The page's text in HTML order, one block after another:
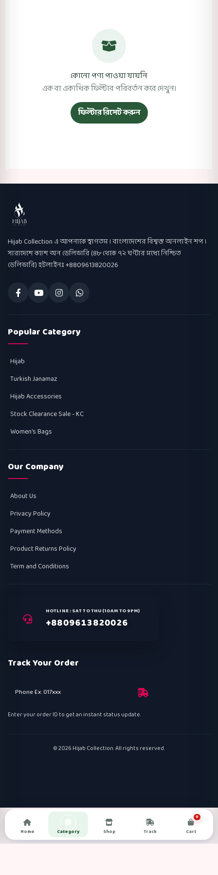
কোনো পণ্য পাওয়া যায়নি
এক বা একাধিক ফিল্টার পরিবর্তন করে দেখুন।
ফিল্টার রিসেট করুন
Home Category Shop Track
0
Cart
Hijab Collection
Hijab Collection এ আপনাকে স্বাগতম । বাংলাদেশের বিশ্বস্ত অনলাইন শপ ।
সারাদেশে ক্যাশ অন ডেলিভারি (৪৮ থেকে ৭২ ঘণ্টার মধ্যে নিশ্চিত
ডেলিভারি) হটলাইনঃ +8809613820026
Popular Category
Hijab
Turkish Janamaz
Hijab Accessories
Stock Clearance Sale - KC
Women's Bags
Our Company
About Us
Privacy Policy
Payment Methods
Product Returns Policy
Term and Conditions
HOTLINE : SAT TO THU (10AM TO 9PM)
+8809613820026
Track Your Order
Enter your order ID to get an instant status update.
© 2026 Hijab Collection. All rights reserved.